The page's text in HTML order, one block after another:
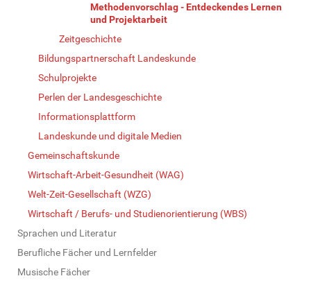
Methodenvorschlag - Entdeckendes Lernen
und Projektarbeit
Zeitgeschichte
Bildungspartnerschaft Landeskunde
Schulprojekte
Perlen der Landesgeschichte
Informationsplattform
Landeskunde und digitale Medien
Gemeinschaftskunde
Wirtschaft-Arbeit-Gesundheit (WAG)
Welt-Zeit-Gesellschaft (WZG)
Wirtschaft / Berufs- und Studienorientierung (WBS)
Sprachen und Literatur
Berufliche Fächer und Lernfelder
Musische Fächer